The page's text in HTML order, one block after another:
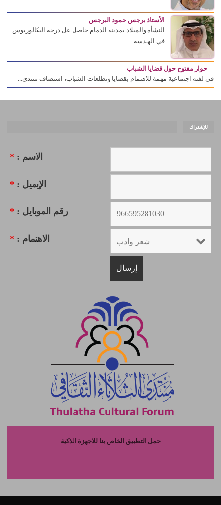
الأستاذ برجس حمود البرجس
النشأة والميلاد بمدينة الدمام حاصل عل درجة البكالوريوس
في الهندسة...
حوار مفتوح حول قضايا الشباب
في لفته اجتماعية مهمة للاهتمام بقضايا وتطلعات الشباب، استضاف منتدى...
للإشتراك
الاسم : *
الإيميل : *
رقم الموبايل : *
الاهتمام : *
حمل التطبيق الخاص بنا للاجهزة الذكية